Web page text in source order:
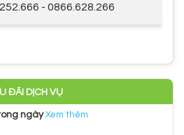
- 0866.628.266
ĐÃI DỊCH VỤ
ngày Xem thêm